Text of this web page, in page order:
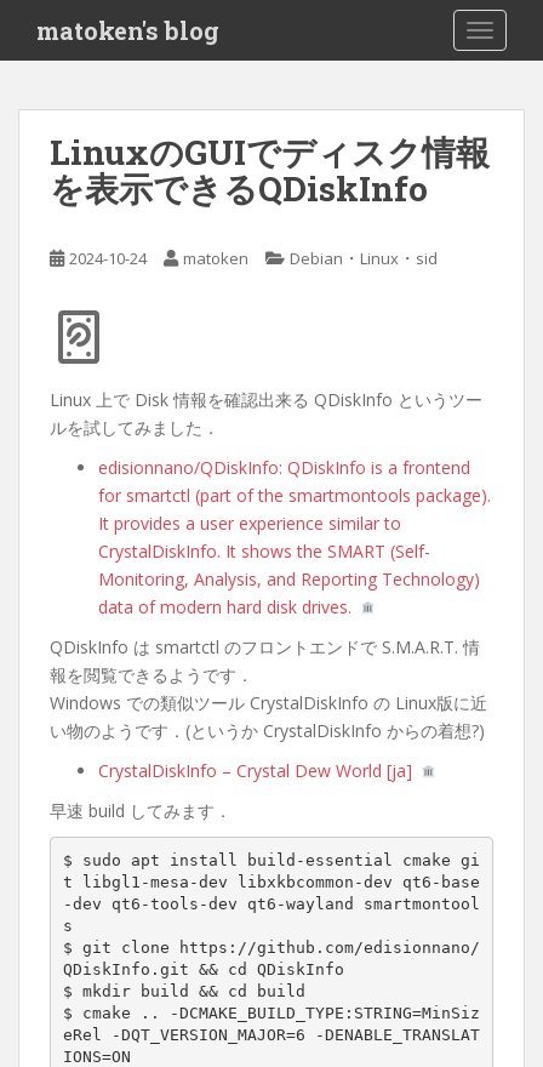
i
matoken's blog
LinuxのGUIでディスク情報
を表示できるQDiskInfo
2024-10-24 matoken Debian ・ Linux ・ sid
Linux 上で Disk 情報を確認出来る QDiskInfo というツー
ルを試してみました．
edisionnano/QDiskInfo: QDiskInfo is a frontend
for smartctl (part of the smartmontools package).
It provides a user experience similar to
CrystalDiskInfo. It shows the SMART (Self-
Monitoring, Analysis, and Reporting Technology)
data of modern hard disk drives.
QDiskInfo は smartctl のフロントエンドで S.M.A.R.T. 情
報を閲覧できるようです．
Windows での類似ツール CrystalDiskInfo の Linux版に近
い物のようです．(というか CrystalDiskInfo からの着想?)
CrystalDiskInfo – Crystal Dew World [ja]
早速 build してみます．
$ sudo apt install build-essential cmake gi
t libgl1-mesa-dev libxkbcommon-dev qt6-base
-dev qt6-tools-dev qt6-wayland smartmontool
s
$ git clone https://github.com/edisionnano/
QDiskInfo.git && cd QDiskInfo
$ mkdir build && cd build
$ cmake .. -DCMAKE_BUILD_TYPE:STRING=MinSiz
eRel -DQT_VERSION_MAJOR=6 -DENABLE_TRANSLAT
IONS=ON